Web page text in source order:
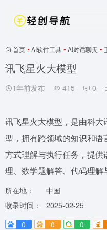
首页 • AI软件工具 • AI对话聊天 •
讯飞星火大模型
1年前发布 415 0
讯飞星火大模型，是由科
型，拥有跨领域的知识和
方式理解与执行任务，提
理、数学题解答、代码理解
所在地：
中国
收录时间：
2025-02-25
0
0 0